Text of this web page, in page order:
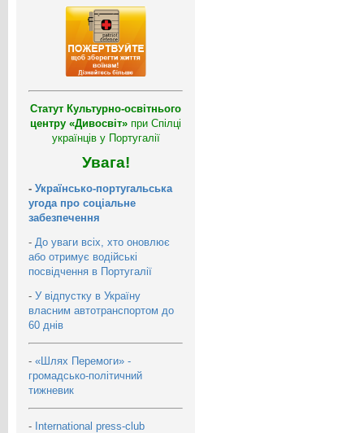
Статут Культурно-освітнього
центру «Дивосвіт» при Спілці
українців у Португалії
Увага!
- Українсько-португальська
угода про соціальне
забезпечення
- До уваги всіх, хто оновлює
або отримує водійські
посвідчення в Португалії
- У відпустку в Україну
власним автотранспортом до
60 днів
- «Шлях Перемоги» -
громадсько-політичний
тижневик
- International press-club